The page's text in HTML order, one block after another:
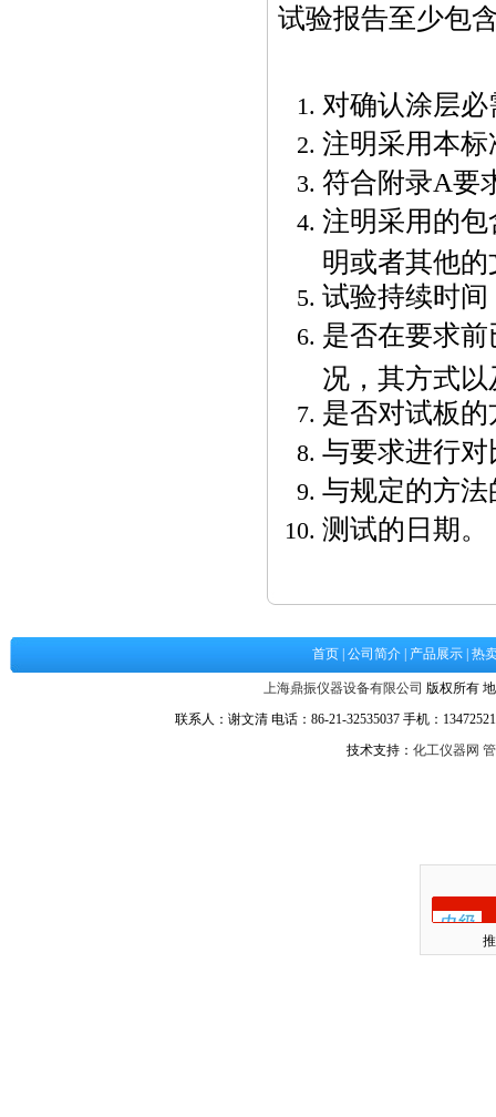
试验报告至少包
对确认涂层
注明采用本标
符合附录A要
注明采用的包
明或者其他的
试验持续时间
是否在要求
况，其方式
是否对试板
与要求进行
与规定的方
测试的日期。
首页 公司简介 产品展示 热
上海鼎振仪器设备有限公司 版权所有
联系人：谢文清 电话：86-21-32535037 手机：
技术支持： 化工仪器网